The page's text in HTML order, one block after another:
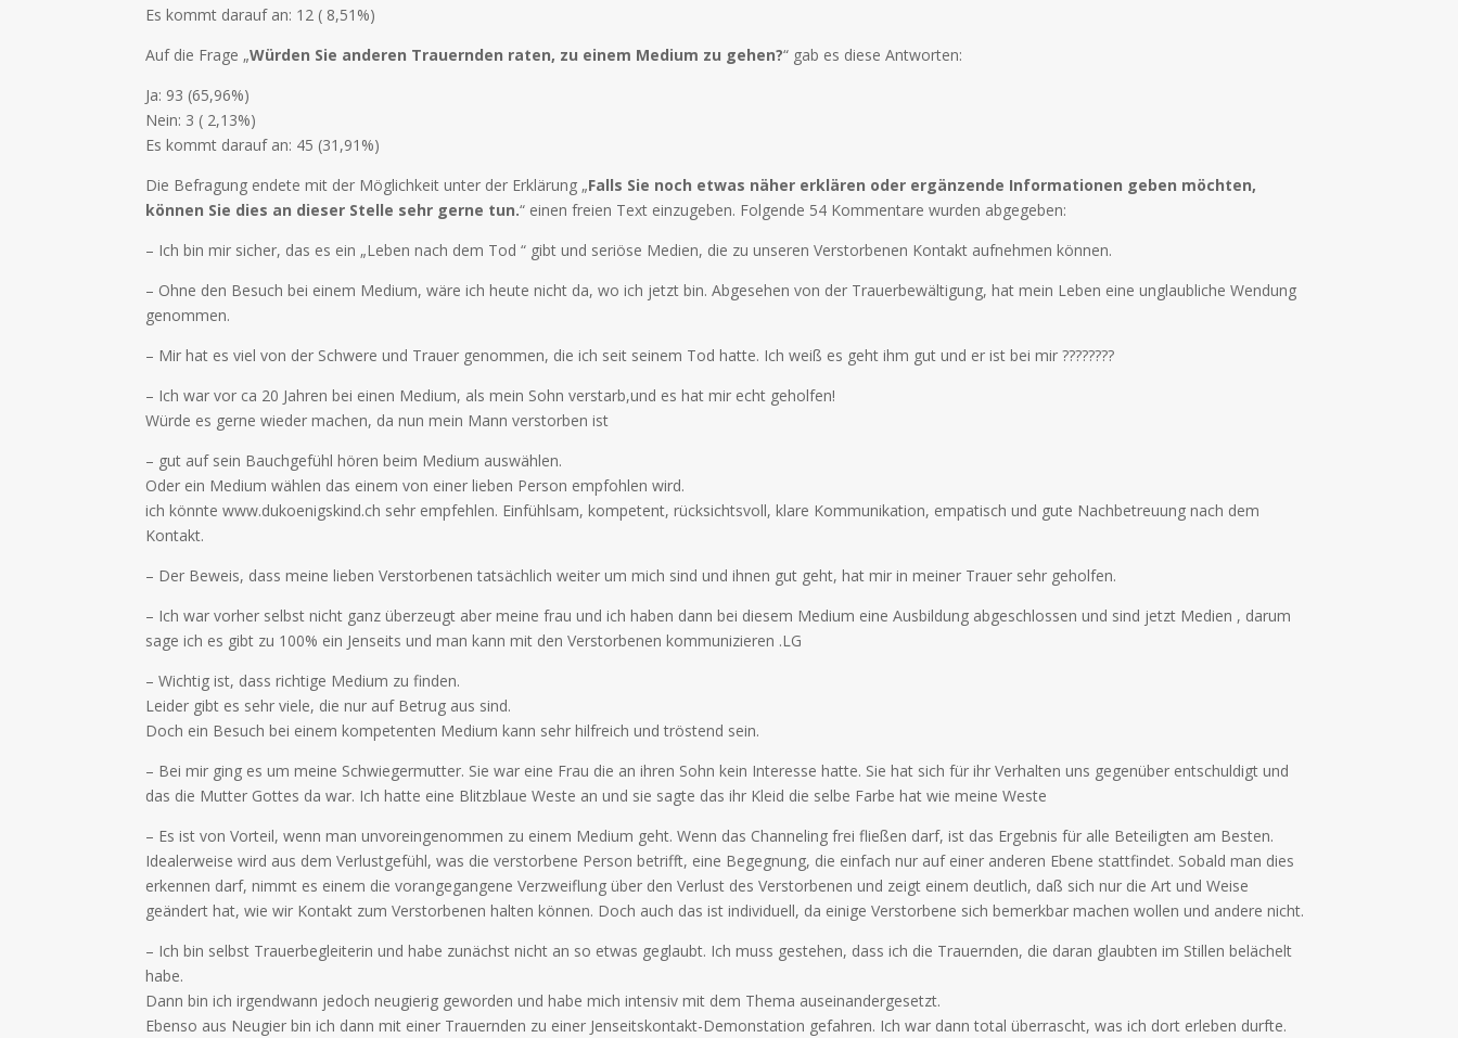
Es kommt darauf an: 12 ( 8,51%)
Auf die Frage „Würden Sie anderen Trauernden raten, zu einem Medium zu gehen?“ gab es diese Antworten:
Ja: 93 (65,96%)
Nein: 3 ( 2,13%)
Es kommt darauf an: 45 (31,91%)
Die Befragung endete mit der Möglichkeit unter der Erklärung „Falls Sie noch etwas näher erklären oder ergänzende Informationen geben möchten,
können Sie dies an dieser Stelle sehr gerne tun.“ einen freien Text einzugeben. Folgende 54 Kommentare wurden abgegeben:
– Ich bin mir sicher, das es ein „Leben nach dem Tod “ gibt und seriöse Medien, die zu unseren Verstorbenen Kontakt aufnehmen können.
– Ohne den Besuch bei einem Medium, wäre ich heute nicht da, wo ich jetzt bin. Abgesehen von der Trauerbewältigung, hat mein Leben eine unglaubliche Wendung
genommen.
– Mir hat es viel von der Schwere und Trauer genommen, die ich seit seinem Tod hatte. Ich weiß es geht ihm gut und er ist bei mir ????????
– Ich war vor ca 20 Jahren bei einen Medium, als mein Sohn verstarb,und es hat mir echt geholfen!
Würde es gerne wieder machen, da nun mein Mann verstorben ist
– gut auf sein Bauchgefühl hören beim Medium auswählen.
Oder ein Medium wählen das einem von einer lieben Person empfohlen wird.
ich könnte www.dukoenigskind.ch sehr empfehlen. Einfühlsam, kompetent, rücksichtsvoll, klare Kommunikation, empatisch und gute Nachbetreuung nach dem
Kontakt.
– Der Beweis, dass meine lieben Verstorbenen tatsächlich weiter um mich sind und ihnen gut geht, hat mir in meiner Trauer sehr geholfen.
– Ich war vorher selbst nicht ganz überzeugt aber meine frau und ich haben dann bei diesem Medium eine Ausbildung abgeschlossen und sind jetzt Medien , darum
sage ich es gibt zu 100% ein Jenseits und man kann mit den Verstorbenen kommunizieren .LG
– Wichtig ist, dass richtige Medium zu finden.
Leider gibt es sehr viele, die nur auf Betrug aus sind.
Doch ein Besuch bei einem kompetenten Medium kann sehr hilfreich und tröstend sein.
– Bei mir ging es um meine Schwiegermutter. Sie war eine Frau die an ihren Sohn kein Interesse hatte. Sie hat sich für ihr Verhalten uns gegenüber entschuldigt und
das die Mutter Gottes da war. Ich hatte eine Blitzblaue Weste an und sie sagte das ihr Kleid die selbe Farbe hat wie meine Weste
– Es ist von Vorteil, wenn man unvoreingenommen zu einem Medium geht. Wenn das Channeling frei fließen darf, ist das Ergebnis für alle Beteiligten am Besten.
Idealerweise wird aus dem Verlustgefühl, was die verstorbene Person betrifft, eine Begegnung, die einfach nur auf einer anderen Ebene stattfindet. Sobald man dies
erkennen darf, nimmt es einem die vorangegangene Verzweiflung über den Verlust des Verstorbenen und zeigt einem deutlich, daß sich nur die Art und Weise
geändert hat, wie wir Kontakt zum Verstorbenen halten können. Doch auch das ist individuell, da einige Verstorbene sich bemerkbar machen wollen und andere nicht.
– Ich bin selbst Trauerbegleiterin und habe zunächst nicht an so etwas geglaubt. Ich muss gestehen, dass ich die Trauernden, die daran glaubten im Stillen belächelt
habe.
Dann bin ich irgendwann jedoch neugierig geworden und habe mich intensiv mit dem Thema auseinandergesetzt.
Ebenso aus Neugier bin ich dann mit einer Trauernden zu einer Jenseitskontakt-Demonstation gefahren. Ich war dann total überrascht, was ich dort erleben durfte.